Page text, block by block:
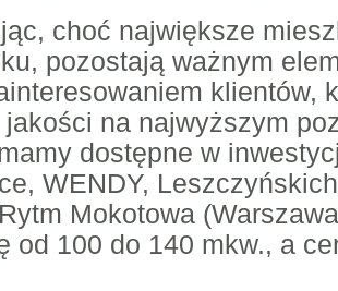
choć największe
pozostają ważnym
klientów,
na najwyższym
dostępne w
WENDY,
Mokotowa
od 100 do 140 mkw., a